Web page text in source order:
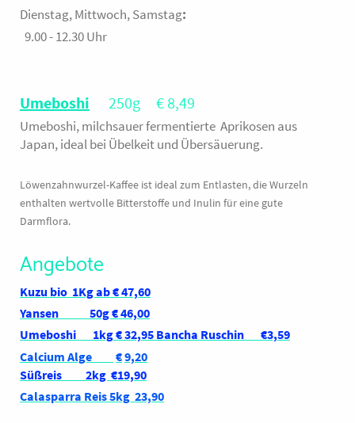
Dienstag, Mittwoch, Samstag:
9.00 - 12.30 Uhr
Umeboshi 250g € 8,49
Umeboshi, milchsauer fermentierte Aprikosen aus
Japan, ideal bei Übelkeit und Übersäuerung.
Löwenzahnwurzel-Kaffee ist ideal zum Entlasten, die Wurzeln
enthalten wertvolle Bitterstoffe und Inulin für eine gute
Darmflora.
Angebote
Kuzu bio 1Kg ab € 47,60
Yansen 50g € 46,00
Umeboshi
1kg€ 32,95 Bancha Ruschin €3,59
Calcium Alge
€9,20
Süßreis 2kg €19,90
Calasparra Reis 5kg 23,90